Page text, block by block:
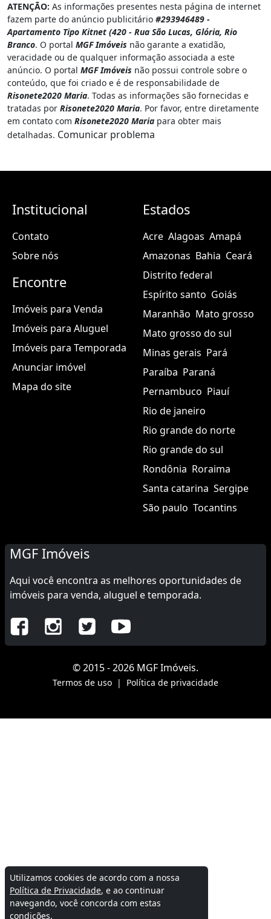
ATENÇÃO: As informações presentes nesta página de internet
fazem parte do anúncio publicitário #293946489 -
Apartamento Tipo Kitnet (420 - Rua São Lucas, Glória, Rio
Branco. O portal MGF Imóveis não garante a exatidão,
veracidade ou de qualquer informação associada a este
anúncio. O portal MGF Imóveis não possui controle sobre o
conteúdo, que foi criado e é de responsabilidade de
Risonete2020 Maria. Todas as informações são fornecidas e
tratadas por Risonete2020 Maria. Por favor, entre diretamente
em contato com Risonete2020 Maria para obter mais
detalhadas. Comunicar problema
Institucional
Contato
Sobre nós
Encontre
Imóveis para Venda
Imóveis para Aluguel
Imóveis para Temporada
Anunciar imóvel
Mapa do site
Estados
Acre Alagoas Amapá
Amazonas Bahia Ceará
Distrito federal
Espírito santo Goiás
Maranhão Mato grosso
Mato grosso do sul
Minas gerais Pará
Paraíba Paraná
Pernambuco Piauí
Rio de janeiro
Rio grande do norte
Rio grande do sul
Rondônia Roraima
Santa catarina Sergipe
São paulo Tocantins
MGF Imóveis
Aqui você encontra as melhores oportunidades de
imóveis para venda, aluguel e temporada.
© 2015 - 2026 MGF Imóveis.
Termos de uso | Política de privacidade
Utilizamos cookies de acordo com a nossa
Política de Privacidade, e ao continuar
navegando, você concorda com estas
condições.